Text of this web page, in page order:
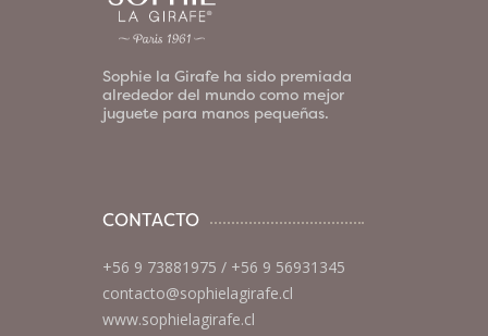
Sophie la Girafe ha sido premiada
alrededor del mundo como mejor
juguete para manos pequeñas.
CONTACTO
+56 9 73881975 / +56 9 56931345
contacto@sophielagirafe.cl
www.sophielagirafe.cl